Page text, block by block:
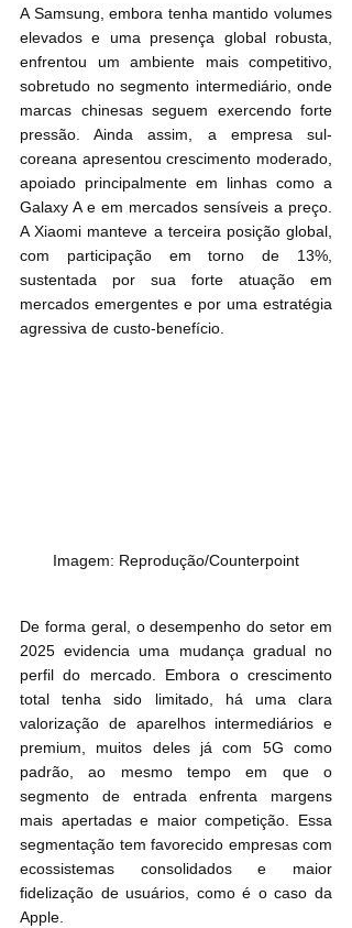
A Samsung, embora tenha mantido volumes
elevados e uma presença global robusta,
enfrentou um ambiente mais competitivo,
sobretudo no segmento intermediário, onde
marcas chinesas seguem exercendo forte
pressão. Ainda assim, a empresa sul-
coreana apresentou crescimento moderado,
apoiado principalmente em linhas como a
Galaxy A e em mercados sensíveis a preço.
A Xiaomi manteve a terceira posição global,
com participação em torno de 13%,
sustentada por sua forte atuação em
mercados emergentes e por uma estratégia
agressiva de custo-benefício.
Imagem: Reprodução/Counterpoint
De forma geral, o desempenho do setor em
2025 evidencia uma mudança gradual no
perfil do mercado. Embora o crescimento
total tenha sido limitado, há uma clara
valorização de aparelhos intermediários e
premium, muitos deles já com 5G como
padrão, ao mesmo tempo em que o
segmento de entrada enfrenta margens
mais apertadas e maior competição. Essa
segmentação tem favorecido empresas com
ecossistemas consolidados e maior
fidelização de usuários, como é o caso da
Apple.